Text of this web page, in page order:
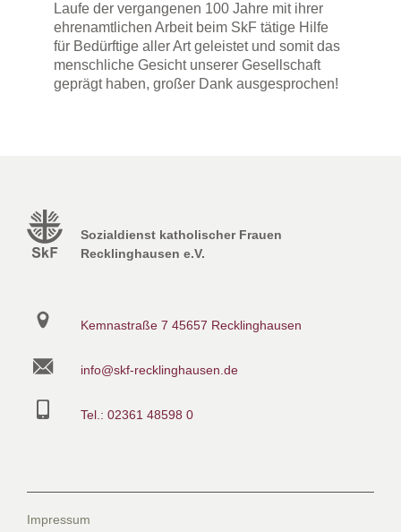
Laufe der vergangenen 100 Jahre mit ihrer
ehrenamtlichen Arbeit beim SkF tätige Hilfe
für Bedürftige aller Art geleistet und somit das
menschliche Gesicht unserer Gesellschaft
geprägt haben, großer Dank ausgesprochen!
Sozialdienst katholischer Frauen
Recklinghausen e.V.
Kemnastraße 7 45657 Recklinghausen
info@skf-recklinghausen.de
Tel.: 02361 48598 0
Impressum